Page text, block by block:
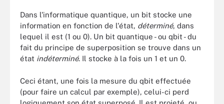
Dans l'informatique quantique, un bit stocke une
information en fonction de l'état, déterminé, dans
lequel il est (1 ou 0). Un bit quantique - ou qbit - du
fait du principe de superposition se trouve dans un
état indéterminé. Il stocke à la fois un 1 et un 0.
Ceci étant, une fois la mesure du qbit effectuée
(pour faire un calcul par exemple), celui-ci perd